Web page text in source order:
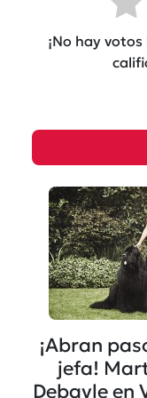
¡No hay
¡Abran
jefa!
Debayle en